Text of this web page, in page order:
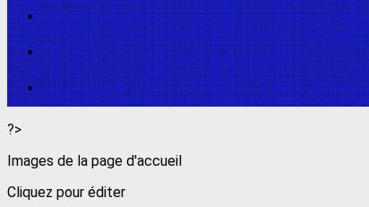
?>
Images de la page d'accueil
Cliquez pour éditer